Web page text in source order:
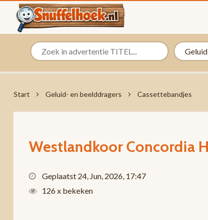
Start Geluid- en beelddragers Cassettebandjes
Westlandkoor Concordia
Geplaatst 24, Jun, 2026, 17:47
126 x bekeken